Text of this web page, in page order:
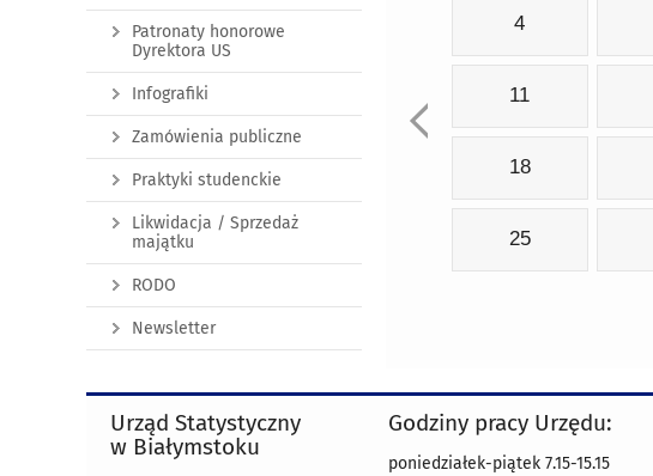
4
11
18
25
Patronaty honorowe
Dyrektora US
Infografiki
Zamówienia publiczne
Praktyki studenckie
Likwidacja / Sprzedaż
majątku
RODO
Newsletter
Urząd Statystyczny
w Białymstoku
Godziny pracy Urzędu:
poniedziałek-piątek 7.15-15.15